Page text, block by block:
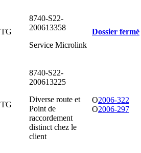
TG
8740-S22-
200613358
Service Microlink
Dossier fermé
TG
8740-S22-
200613225
Diverse route et
Point de
raccordement
distinct chez le
client
O2006-322
O2006-297